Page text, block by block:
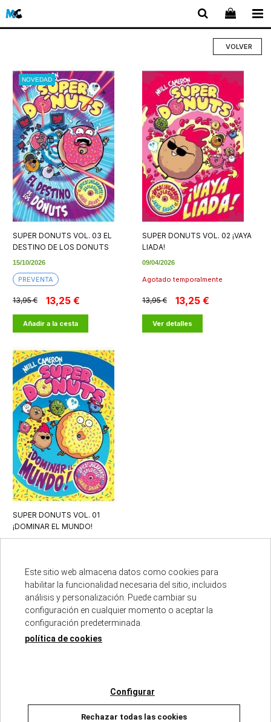
VOLVER
NOVEDAD
SUPER DONUTS VOL. 03 EL
DESTINO DE LOS DONUTS
15/10/2026
PREVENTA
13,95 € 13,25 €
Añadir a la cesta
SUPER DONUTS VOL. 02 ¡VAYA
LIADA!
09/04/2026
Agotado temporalmente
13,95 € 13,25 €
Ver detalles
SUPER DONUTS VOL. 01
¡DOMINAR EL MUNDO!
13,95 € 13,25 €
Añadir a la cesta
Punto oficial
Este sitio web almacena datos como cookies para
habilitar la funcionalidad necesaria del sitio, incluidos
análisis y personalización. Puede cambiar su
configuración en cualquier momento o aceptar la
configuración predeterminada.
política de cookies
Configurar
Rechazar todas las cookies